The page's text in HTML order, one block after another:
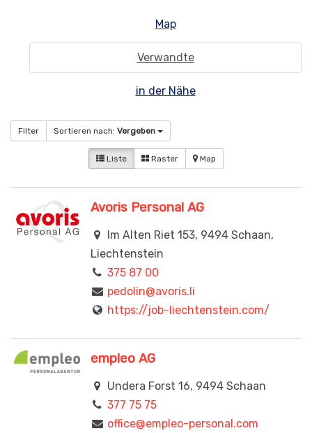
Map
Verwandte
in der Nähe
Filter Sortieren nach: Vergeben
Liste Raster Map
Avoris Personal AG
Im Alten Riet 153, 9494 Schaan,
Liechtenstein
375 87 00
pedolin@avoris.li
https://job-liechtenstein.com/
empleo AG
Undera Forst 16, 9494 Schaan
377 75 75
office@empleo-personal.com